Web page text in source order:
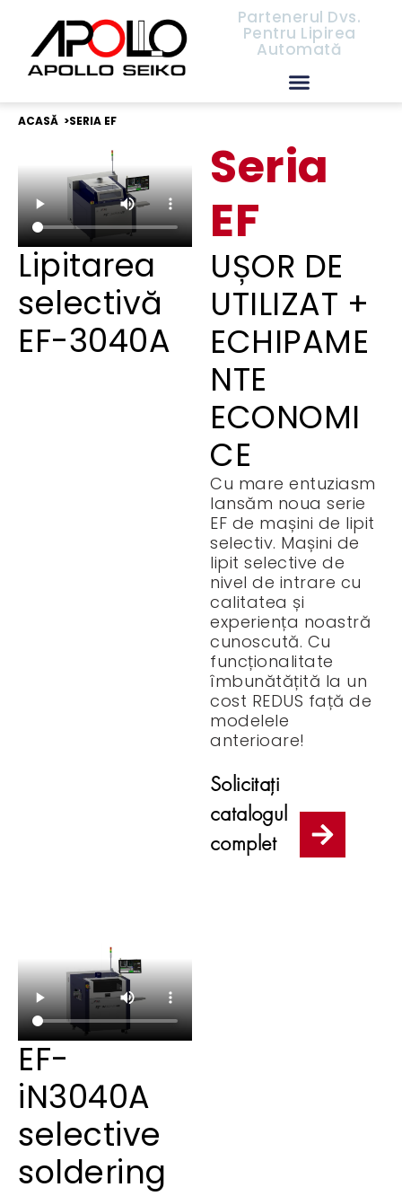
Partenerul Dvs.
Pentru Lipirea
Automată
ACASĂ >SERIA EF
Lipitarea
selectivă
EF-3040A
Seria
EF
UȘOR DE
UTILIZAT +
ECHIPAME
NTE
ECONOMI
CE
Cu mare entuziasm
lansăm noua serie
EF de mașini de lipit
selectiv. Mașini de
lipit selective de
nivel de intrare cu
calitatea și
experiența noastră
cunoscută. Cu
funcționalitate
îmbunătățită la un
cost REDUS față de
modelele
anterioare!
Solicitați
catalogul
complet
EF-
iN3040A
selective
soldering